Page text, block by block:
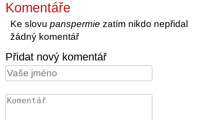
Komentáře
Ke slovupanspermie zatím nikdo nepřidal
žádný komentář
Přidat nový komentář